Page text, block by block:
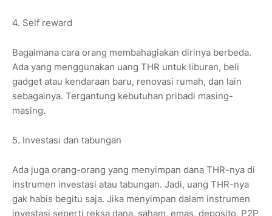
4. Self reward
Bagaimana cara orang membahagiakan dirinya berbeda.
Ada yang menggunakan uang THR untuk liburan, beli
gadget atau kendaraan baru, renovasi rumah, dan lain
sebagainya. Tergantung kebutuhan pribadi masing-
masing.
5. Investasi dan tabungan
Ada juga orang-orang yang menyimpan dana THR-nya di
instrumen investasi atau tabungan. Jadi, uang THR-nya
gak habis begitu saja. Jika menyimpan dalam instrumen
investasi seperti reksa dana, saham, emas, deposito, P2P